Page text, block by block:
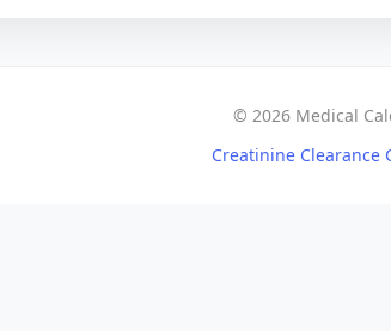
© 2026 Medical
Creatinine Clearance